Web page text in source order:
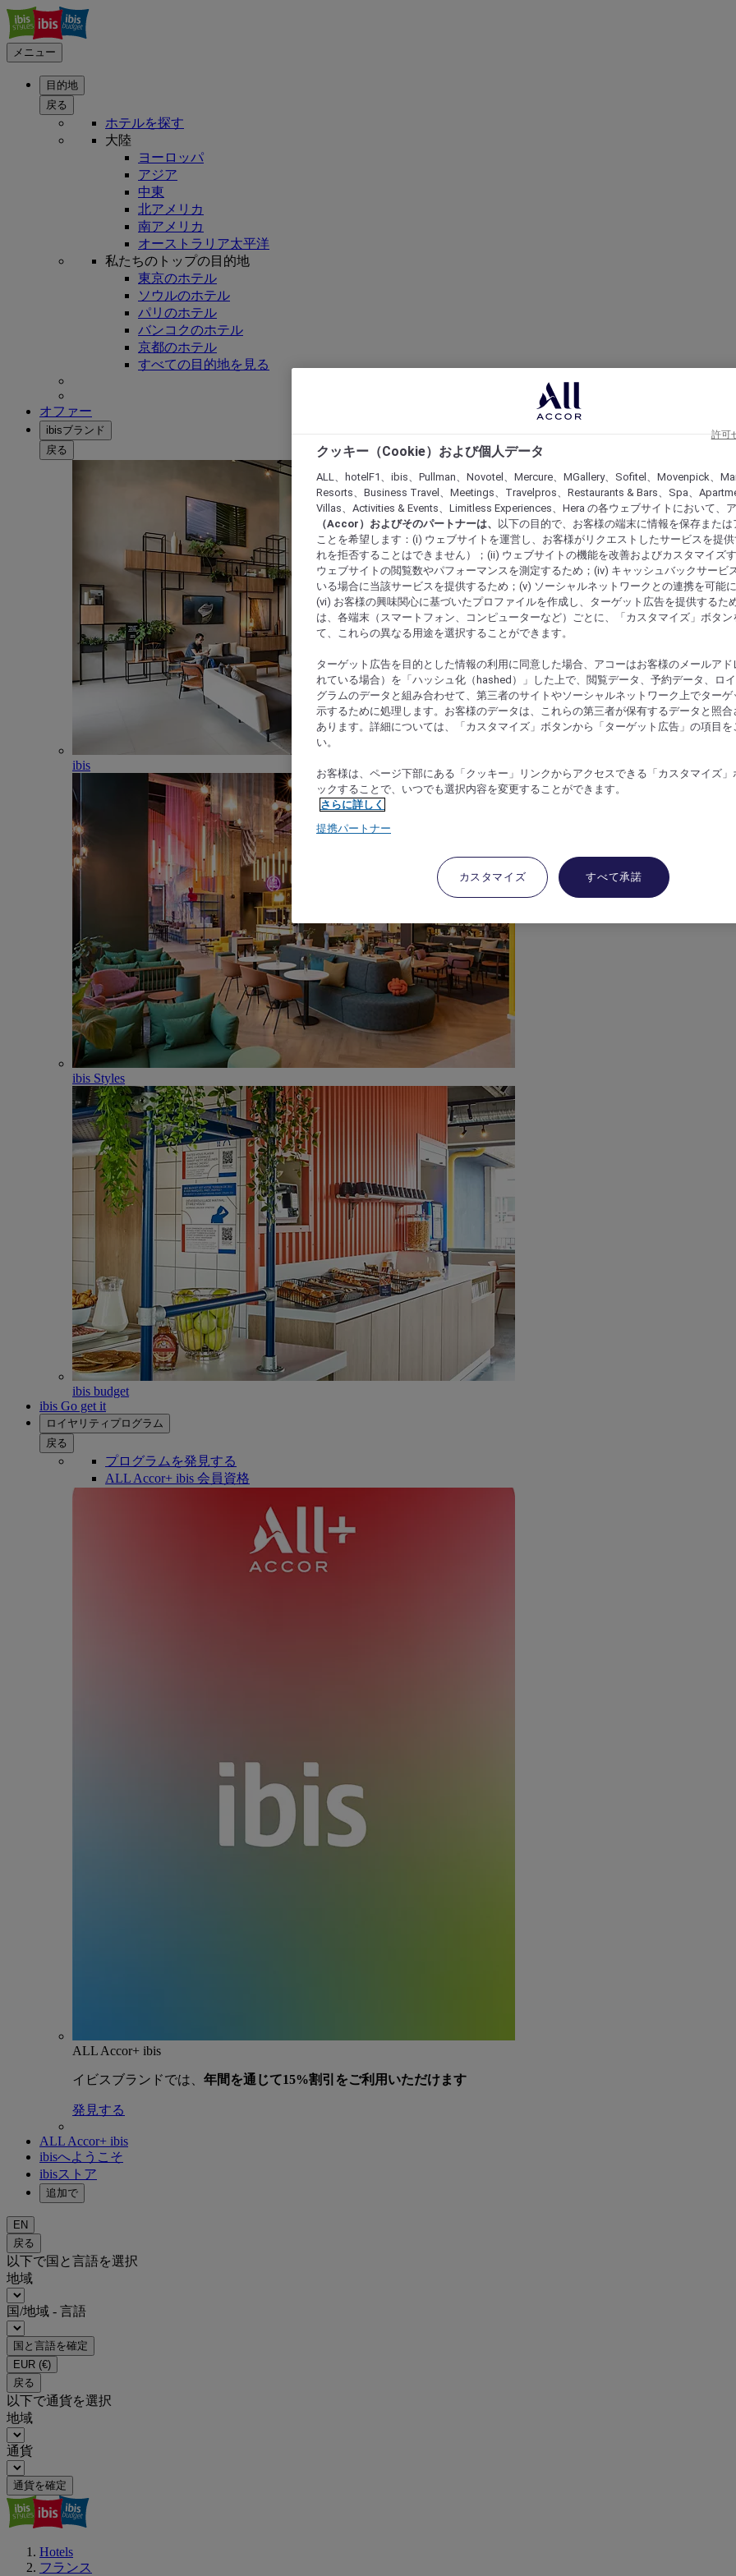
メニュー
目的地
戻る
ホテルを探す
大陸
ヨーロッパ
アジア
中東
北アメリカ
南アメリカ
オーストラリア太平洋
私たちのトップの目的地
東京のホテル
ソウルのホテル
パリのホテル
バンコクのホテル
京都のホテル
すべての目的地を見る
オファー
ibisブランド
戻る
ibis
ibis Styles
ibis budget
ibis Go get it
ロイヤリティプログラム
戻る
プログラムを発見する
ALL Accor+ ibis 会員資格
ALL Accor+ ibis
イビスブランドでは、 年間を通じて15%割引をご利用いただけます
発見する
ALL Accor+ ibis
ibisへようこそ
ibisストア
追加で
EN
戻る
以下で国と言語を選択
地域
国/地域 - 言語
国と言語を確定
EUR (€)
戻る
以下で通貨を選択
地域
通貨
通貨を確定
Hotels
フランス
クッキー（Cookie）および個人データ
ALL、hotelF1、ibis、Pullman、Novotel、Mercure、MGallery、Sofitel、Movenpick、
Resorts、Business Travel、Meetings、Travelpros、Restaurants & Bars、Spa、
Villas、Activities & Events、Limitless Experiences、Hera の各ウェブサイトにおいて、
（Accor）およびそのパートナーは、
以下の目的で、お客様の端末に情報を保存または
ことを希望します：(i) ウェブサイトを運営し、お客様がリクエストしたサービスを提供
れを拒否することはできません）；(ii) ウェブサイトの機能を改善およびカスタマイズ
ウェブサイトの閲覧数やパフォーマンスを測定するため；(iv) キャッシュバックサービ
いる場合に当該サービスを提供するため；(v) ソーシャルネットワークとの連携を可能
(vi) お客様の興味関心に基づいたプロファイルを作成し、ターゲット広告を提供するた
は、各端末（スマートフォン、コンピューターなど）ごとに、「カスタマイズ」ボタン
て、これらの異なる用途を選択することができます。
ターゲット広告を目的とした情報の利用に同意した場合、アコーはお客様のメールアド
れている場合）を「ハッシュ化（hashed）」した上で、閲覧データ、予約データ、ロ
グラムのデータと組み合わせて、第三者のサイトやソーシャルネットワーク上でター
示するために処理します。お客様のデータは、これらの第三者が保有するデータと照合
あります。詳細については、「カスタマイズ」ボタンから「ターゲット広告」の項目を
い。
お客様は、ページ下部にある「クッキー」リンクからアクセスできる「カスタマイズ」
ックすることで、いつでも選択内容を変更することができます。
さらに詳しく
提携パートナー
カスタマイズ すべて承諾
許可